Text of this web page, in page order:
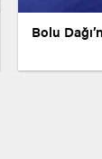
Bolu